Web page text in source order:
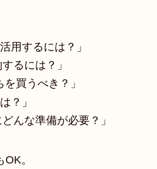
用するには？」
るには？」
買うべき？」
？」
んな準備が必要？」
。